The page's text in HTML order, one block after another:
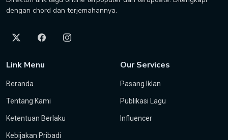
dengan chord dan terjemahannya.
Link Menu
Beranda
Tentang Kami
Ketentuan Berlaku
Kebijakan Pribadi
Our Services
Pasang Iklan
Publikasi Lagu
Influencer